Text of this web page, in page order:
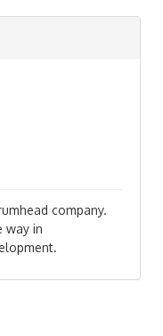
company.
way in